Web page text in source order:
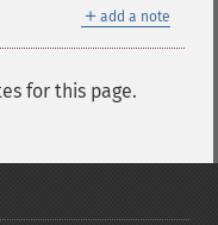
＋ add a note
for this page.